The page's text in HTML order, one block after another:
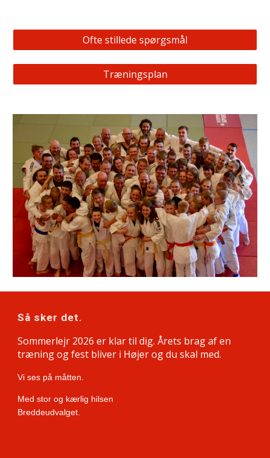
Ofte stillede spørgsmål
Træningsplan
Så sker det.
Sommerlejr 2026 er klar til dig. Årets brag af en
træning og fest bliver i Højer og du skal med.
Vi ses på måtten.
Med stor og kærlig hilsen
Breddeudvalget.